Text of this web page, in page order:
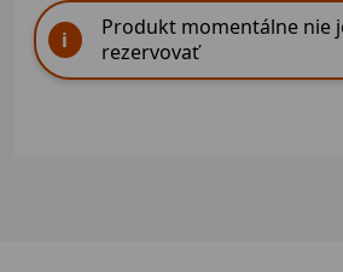
Produkt momentálne nie
rezervovať